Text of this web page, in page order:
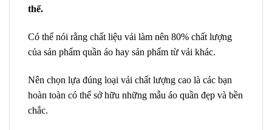
thể.
Có thể nói rằng chất liệu vải làm nên 80% chất lượng
của sản phẩm quần áo hay sản phẩm từ vải khác.
Nên chọn lựa đúng loại vải chất lượng cao là các bạn
hoàn toàn có thể sở hữu những mẫu áo quần đẹp và bền
chắc.